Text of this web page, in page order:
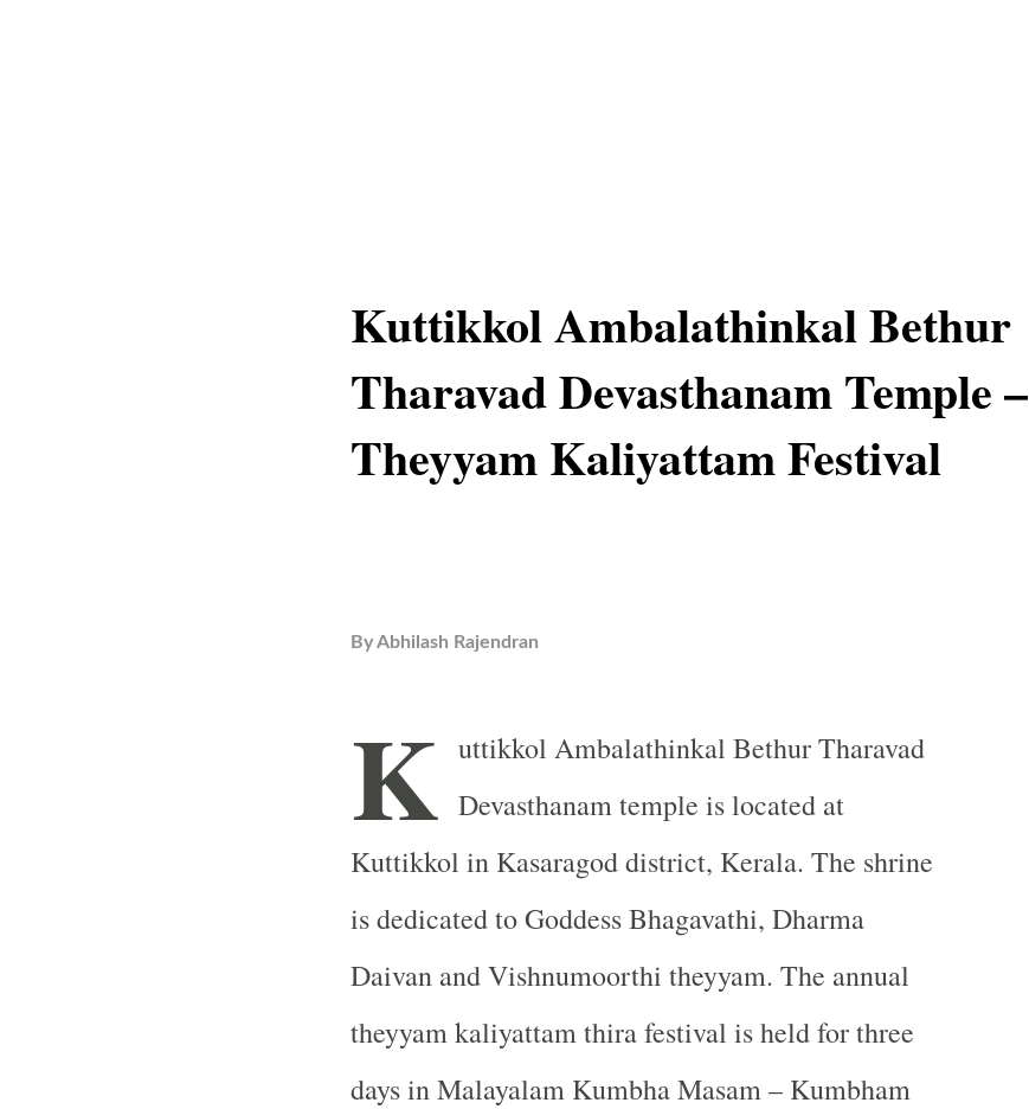
Kuttikkol Ambalathinkal Bethur
Tharavad Devasthanam Temple –
Theyyam Kaliyattam Festival
ByAbhilash Rajendran
K uttikkol Ambalathinkal Bethur Tharavad
Devasthanam temple is located at
Kuttikkol in Kasaragod district, Kerala. The shrine
is dedicated to Goddess Bhagavathi, Dharma
Daivan and Vishnumoorthi theyyam. The annual
theyyam kaliyattam thira festival is held for three
days in Malayalam Kumbha Masam – Kumbham